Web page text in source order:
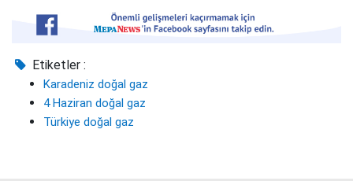
Etiketler :
Karadeniz doğal gaz
4 Haziran doğal gaz
Türkiye doğal gaz